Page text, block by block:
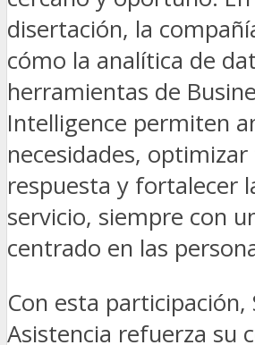
disertación, la
cómo la analítica de
herramientas de
Intelligence permiten
necesidades,
respuesta y fortalecer
servicio, siempre con
centrado en las
Con esta participación,
Asistencia refuerza su